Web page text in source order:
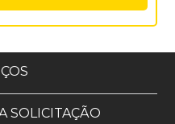
, OS OITO MAIS
SOLICITAÇÃO